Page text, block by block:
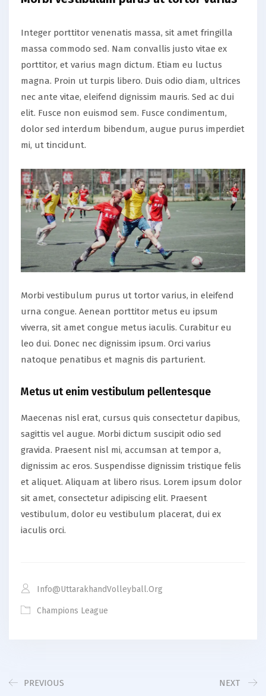
Integer porttitor venenatis massa, sit amet fringilla
massa commodo sed. Nam convallis justo vitae ex
porttitor, et varius magn dictum. Etiam eu luctus
magna. Proin ut turpis libero. Duis odio diam, ultrices
nec ante vitae, eleifend dignissim mauris. Sed ac dui
elit. Fusce non euismod sem. Fusce condimentum,
dolor sed interdum bibendum, augue purus imperdiet
mi, ut tincidunt.
Morbi vestibulum purus ut tortor varius, in eleifend
urna congue. Aenean porttitor metus eu ipsum
viverra, sit amet congue metus iaculis. Curabitur eu
leo dui. Donec nec dignissim ipsum. Orci varius
natoque penatibus et magnis dis parturient.
Metus ut enim vestibulum pellentesque
Maecenas nisl erat, cursus quis consectetur dapibus,
sagittis vel augue. Morbi dictum suscipit odio sed
gravida. Praesent nisl mi, accumsan at tempor a,
dignissim ac eros. Suspendisse dignissim tristique felis
et aliquet. Aliquam at libero risus. Lorem ipsum dolor
sit amet, consectetur adipiscing elit. Praesent
vestibulum, dolor eu vestibulum placerat, dui ex
iaculis orci.
Info@uttarakhandVolleyball.org
Champions League
PREVIOUS NEXT